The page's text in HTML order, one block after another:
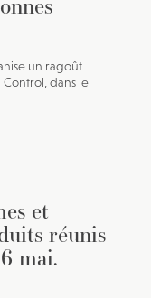
un ragoût
dans le
et
réunis
mai.